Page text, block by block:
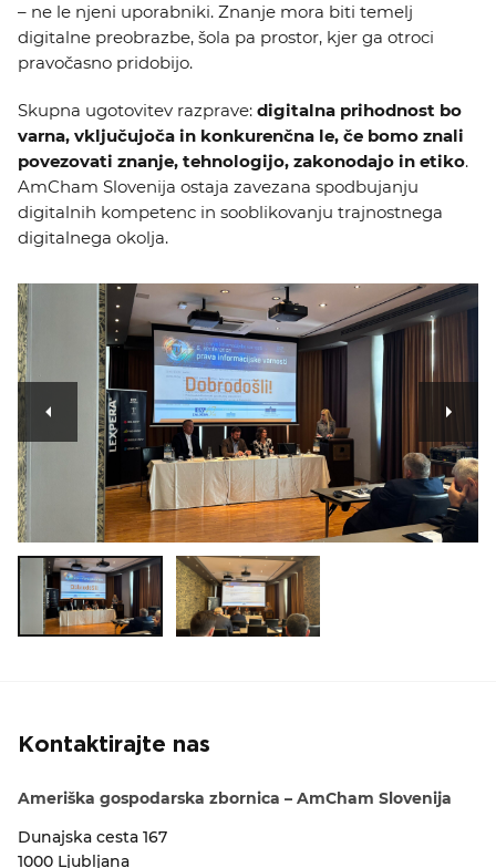
– ne le njeni uporabniki. Znanje mora biti temelj
digitalne preobrazbe, šola pa prostor, kjer ga otroci
pravočasno pridobijo.
Skupna ugotovitev razprave: digitalna prihodnost bo
varna, vključujoča in konkurenčna le, če bomo znali
povezovati znanje, tehnologijo, zakonodajo in etiko.
AmCham Slovenija ostaja zavezana spodbujanju
digitalnih kompetenc in sooblikovanju trajnostnega
digitalnega okolja.
Kontaktirajte nas
Ameriška gospodarska zbornica – AmCham Slovenija
Dunajska cesta 167
1000 Ljubljana